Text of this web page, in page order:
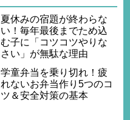
夏休みの宿題が終わらな
い！毎年最後までため込
む子に「コツコツやりな
さい」が無駄な理由
学童弁当を乗り切れ！疲
れないお弁当作り5つのコ
ツ＆安全対策の基本